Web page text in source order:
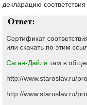
декларацию
Ответ:
Сертификат
или скачать по этим
Саган-Дайля там в
http://www.staroslav.ru/
http://www.staroslav.ru/